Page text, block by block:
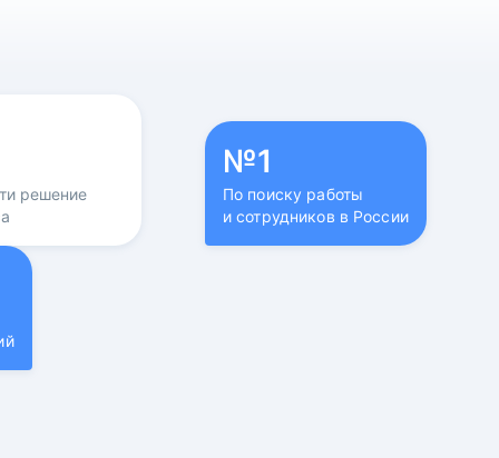
решение
№1
По поиску работы
и сотрудников в России